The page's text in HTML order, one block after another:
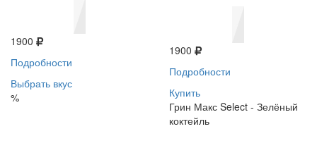
1900
Подробности
Выбрать вкус
%
1900
Подробности
Купить
Грин Макс Select - Зелёный
коктейль